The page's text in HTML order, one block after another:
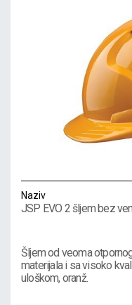
Naziv
JSP EVO 2 šljem bez
Šljem od veoma
materijala i sa visoko
uloškom, oranž.